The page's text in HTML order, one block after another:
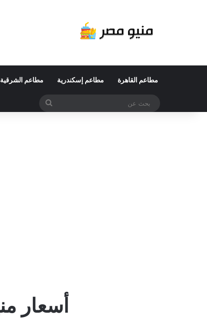
مطاعم القاهرة مطاعم إسكندرية مطاعم الشرقية
أسعار